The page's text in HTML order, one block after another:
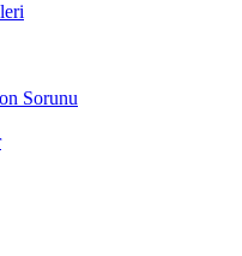
Sorunu